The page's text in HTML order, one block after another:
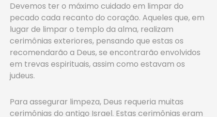
Devemos ter o máximo cuidado em limpar do
pecado cada recanto do coração. Aqueles que, em
lugar de limpar o templo da alma, realizam
cerimônias exteriores, pensando que estas os
recomendarão a Deus, se encontrarão envolvidos
em trevas espirituais, assim como estavam os
judeus.
Para assegurar limpeza, Deus requeria muitas
cerimônias do antigo Israel. Estas cerimônias eram